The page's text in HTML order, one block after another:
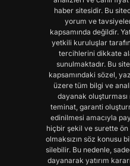
haber sitesidir. Bu
yorum ve tavsiyeler
kapsamında değildir.
yetkili kuruluşlar
tercihlerini dikkate
sunulmaktadır. Bu
kapsamındaki sözel,
üzere tüm bilgi ve
dayanak
teminat, garanti
edinilmesi amacıyla
hiçbir şekil ve surette
olmaksızın söz konusu
silebilir. Bu nedenle,
dayanarak yatırım